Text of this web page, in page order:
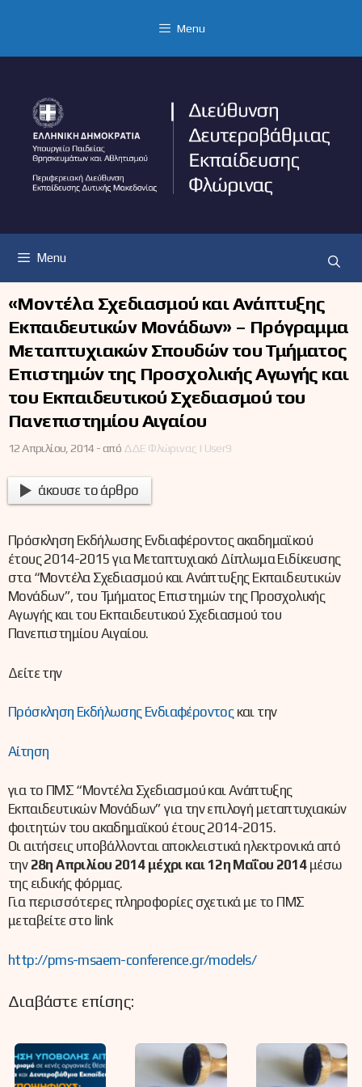
Menu
Menu
«Μοντέλα Σχεδιασμού και Ανάπτυξης
Εκπαιδευτικών Μονάδων» – Πρόγραμμα
Μεταπτυχιακών Σπουδών του Τμήματος
Επιστημών της Προσχολικής Αγωγής και
του Εκπαιδευτικού Σχεδιασμού του
Πανεπιστημίου Αιγαίου
12 Απριλίου, 2014 -από ΔΔΕ Φλώρινας | User9
άκουσε το άρθρο
Πρόσκληση Εκδήλωσης Ενδιαφέροντος ακαδημαϊκού
έτους 2014-2015 για Μεταπτυχιακό Δίπλωμα Ειδίκευσης
στα “Μοντέλα Σχεδιασμού και Ανάπτυξης Εκπαιδευτικών
Μονάδων”, του Τμήματος Επιστημών της Προσχολικής
Αγωγής και του Εκπαιδευτικού Σχεδιασμού του
Πανεπιστημίου Αιγαίου.
Δείτε την
Πρόσκληση Εκδήλωσης Ενδιαφέροντοςκαι την
Αίτηση
για το ΠΜΣ “Μοντέλα Σχεδιασμού και Ανάπτυξης
Εκπαιδευτικών Μονάδων” για την επιλογή μεταπτυχιακών
φοιτητών του ακαδημαϊκού έτους 2014-2015.
Oι αιτήσεις υποβάλλονται αποκλειστικά ηλεκτρονικά από
την 28η Απριλίου 2014 μέχρι και 12η Μαΐου 2014 μέσω
της ειδικής φόρμας.
Για περισσότερες πληροφορίες σχετικά με το ΠΜΣ
μεταβείτε στο link
http://pms-msaem-conference.gr/models/
Διαβάστε επίσης: